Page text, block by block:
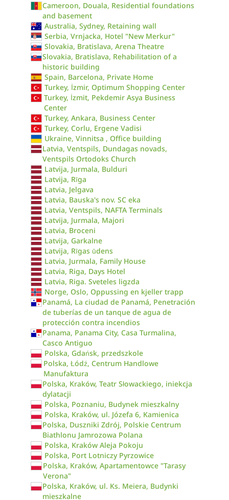
Cameroon, Douala, Residential foundations
and basement
Australia, Sydney, Retaining wall
Serbia, Vrnjacka, Hotel "New Merkur"
Slovakia, Bratislava, Arena Theatre
Slovakia, Bratislava, Rehabilitation of a
historic building
Spain, Barcelona, Private Home
Turkey, İzmir, Optimum Shopping Center
Turkey, İzmit, Pekdemir Asya Business
Center
Turkey, Ankara, Business Center
Turkey, Corlu, Ergene Vadisi
Ukraine, Vinnitsa , Office building
Latvia, Ventspils, Dundagas novads,
Ventspils Ortodoks Church
Latvija, Jurmala, Bulduri
Latvija, Rīga
Latvia, Jelgava
Latvia, Bauska's nov. SC eka
Latvia, Ventspils, NAFTA Terminals
Latvija, Jurmala, Majori
Latvia, Broceni
Latvija, Garkalne
Latvija, Rīgas ūdens
Latvia, Jurmala, Family House
Latvia, Riga, Days Hotel
Latvia, Riga. Sveteles ligzda
Norge, Oslo, Oppussing en kjeller trapp
Panamá, La ciudad de Panamá, Penetración
de tuberías de un tanque de agua de
protección contra incendios
Panama, Panama City, Casa Turmalina,
Casco Antiguo
Polska, Gdańsk, przedszkole
Polska, Łódź, Centrum Handlowe
Manufaktura
Polska, Kraków, Teatr Słowackiego, iniekcja
dylatacji
Polska, Poznaniu, Budynek mieszkalny
Polska, Kraków, ul. Józefa 6, Kamienica
Polska, Duszniki Zdrój, Polskie Centrum
Biathlonu Jamrozowa Polana
Polska, Kraków Aleja Pokoju
Polska, Port Lotniczy Pyrzowice
Polska, Kraków, Apartamentowce "Tarasy
Verona"
Polska, Kraków, ul. Ks. Meiera, Budynki
mieszkalne